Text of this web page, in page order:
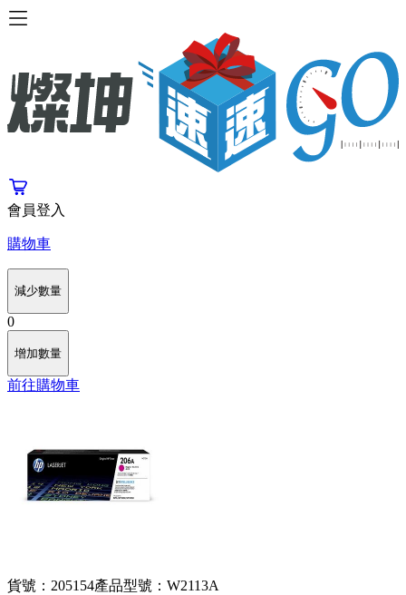
會員登入
購物車
減少數量
0
增加數量
前往購物車
貨號：205154產品型號：W2113A